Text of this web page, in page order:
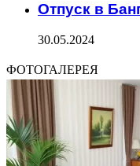
Отпуск в
30.05.2024
ФОТОГАЛЕРЕЯ